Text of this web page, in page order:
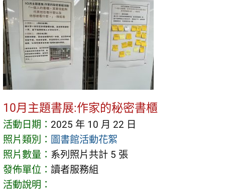
10月主題書展:作家的秘密書櫃
活動日期： 2025 年 10 月 22 日
照片類別： 圖書館活動花絮
照片數量： 系列照片共計 5 張
發佈單位： 讀者服務組
活動說明：